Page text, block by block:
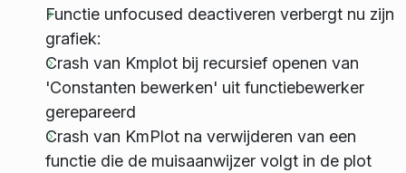
Functie unfocused deactiveren verbergt nu zijn
grafiek:
Crash van Kmplot bij recursief openen van
'Constanten bewerken' uit functiebewerker
gerepareerd
Crash van KmPlot na verwijderen van een
functie die de muisaanwijzer volgt in de plot